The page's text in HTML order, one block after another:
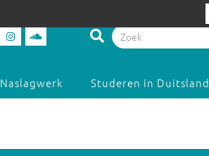
Naslagwerk Studeren in Duitsland